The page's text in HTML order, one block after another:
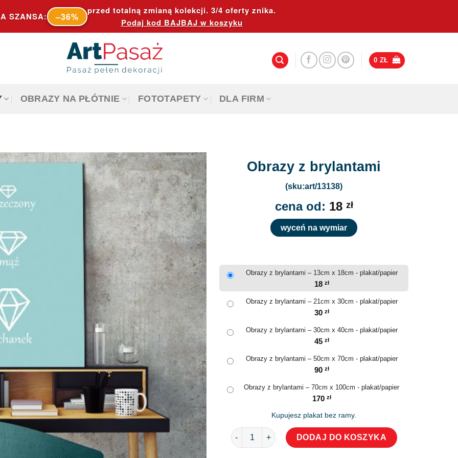
SZANSA: –36%
przed totalną zmianą kolekcji. 3/4 oferty znika.
Podaj kod BAJBAJ w koszyku
0 ZŁ
OBRAZY NA PŁÓTNIE FOTOTAPETY DLA FIRM
Obrazy z brylantami
(sku:art/13138)
cena od: 18 zł
wyceń na wymiar
Obrazy z brylantami – 13cm x 18cm - plakat/papier
18 zł
Obrazy z brylantami – 21cm x 30cm - plakat/papier
30 zł
Obrazy z brylantami – 30cm x 40cm - plakat/papier
45 zł
Obrazy z brylantami – 50cm x 70cm - plakat/papier
90 zł
Obrazy z brylantami – 70cm x 100cm - plakat/papier
170 zł
Kupujesz plakat bez ramy.
ilość Obrazy z brylantami
DODAJ DO KOSZYKA